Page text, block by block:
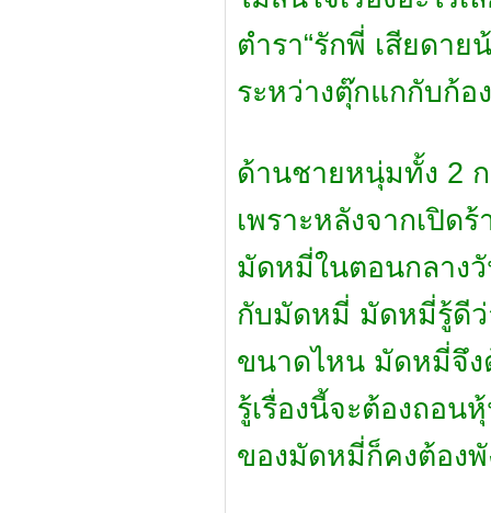
ตำรา“รักพี่ เสียดาย
ระหว่างตุ๊กแกกับก้อ
ด้านชายหนุ่มทั้ง 2
เพราะหลังจากเปิด
มัดหมี่ในตอนกลาง
กับมัดหมี่ มัดหมี่รู้ดีว่
ขนาดไหน มัดหมี่จึง
รู้เรื่องนี้จะต้องถอน
ของมัดหมี่ก็คงต้อง